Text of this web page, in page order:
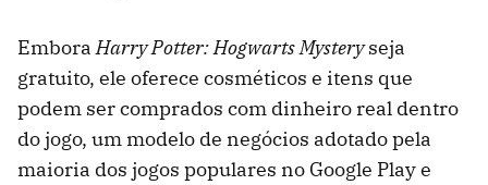
EmboraHarry Potter: Hogwarts Mysteryseja
gratuito, ele oferece cosméticos e itens que
podem ser comprados com dinheiro real dentro
do jogo, um modelo de negócios adotado pela
maioria dos jogos populares no Google Play e